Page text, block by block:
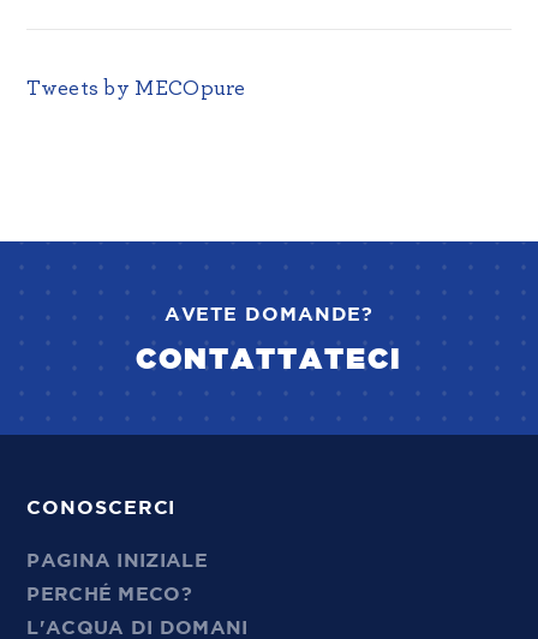
Tweets by MECOpure
AVETE DOMANDE?
CONTATTATECI
CONOSCERCI
PAGINA INIZIALE
PERCHÉ MECO?
L'ACQUA DI DOMANI